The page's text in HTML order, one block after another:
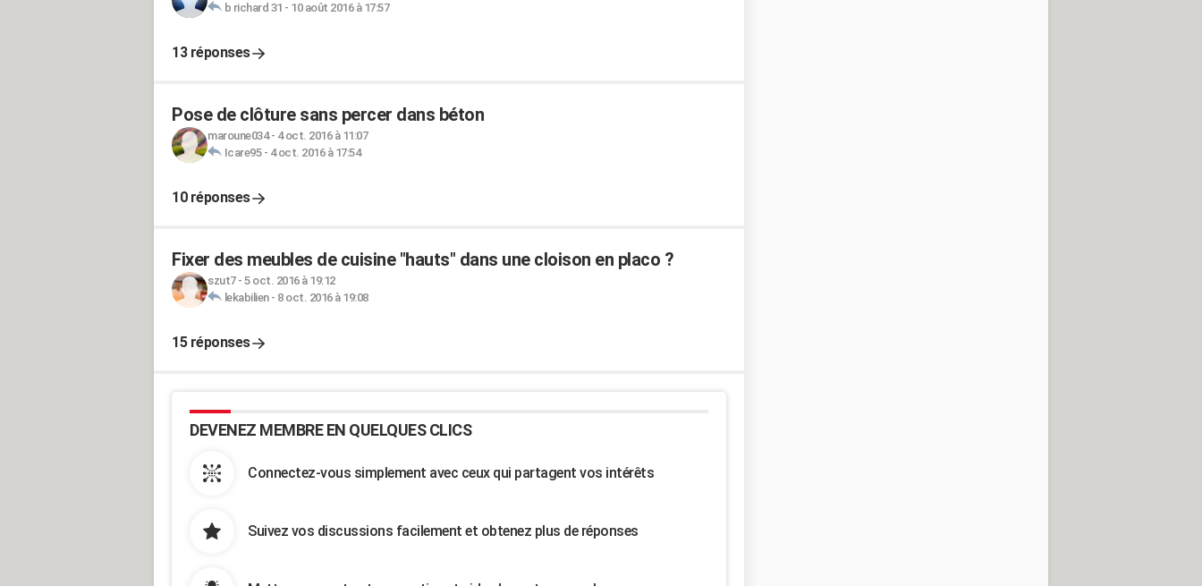
b richard 31 - 10 août 2016 à 17:57
13 réponses
Pose de clôture sans percer dans béton
maroune034- 4 oct. 2016 à 11:07
Icare95- 4 oct. 2016 à 17:54
10 réponses
Fixer des meubles de cuisine "hauts" dans une cloison en placo ?
szut7- 5 oct. 2016 à 19:12
lekabilien- 8 oct. 2016 à 19:08
15 réponses
DEVENEZ MEMBRE EN QUELQUES CLICS
Connectez-vous simplement avec ceux qui partagent vos intérêts
Suivez vos discussions facilement et obtenez plus de réponses